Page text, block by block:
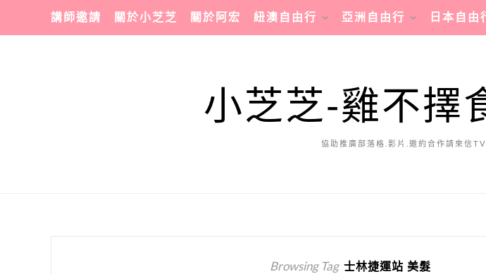
講師邀請 關於小芝芝 關於阿宏 紐澳自由行 亞洲自由行 日本自由
小芝芝-雞不擇
協助推廣部落格.影片.邀約合作請來信
Browsing Tag 士林捷運站 美髮